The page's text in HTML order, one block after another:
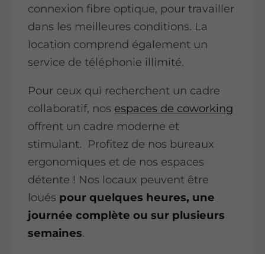
connexion fibre optique, pour travailler
dans les meilleures conditions. La
location comprend également un
service de téléphonie illimité.
Pour ceux qui recherchent un cadre
collaboratif, nos espaces de coworking
offrent un cadre moderne et
stimulant. Profitez de nos bureaux
ergonomiques et de nos espaces
détente ! Nos locaux peuvent être
loués pour quelques heures, une
journée complète ou sur plusieurs
semaines.